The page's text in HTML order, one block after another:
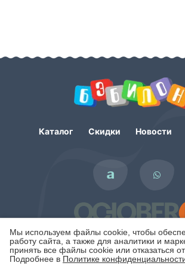
Мы используем файлы cookie, чтобы
работу сайта, а также для аналитики и
принять все файлы cookie или отказаться
Подробнее в Политике
Каталог Скидки Новости
Политика